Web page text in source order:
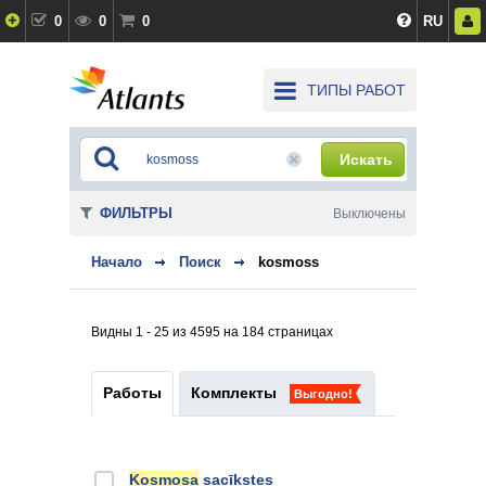
0 0 0 RU
ТИПЫ РАБОТ
Искать
Начало Поиск kosmoss
Видны 1 - 25 из 4595 на 184 страницах
Работы Комплекты Выгодно!
Kosmosa sacīkstes
ФИЛЬТРЫ Выключены